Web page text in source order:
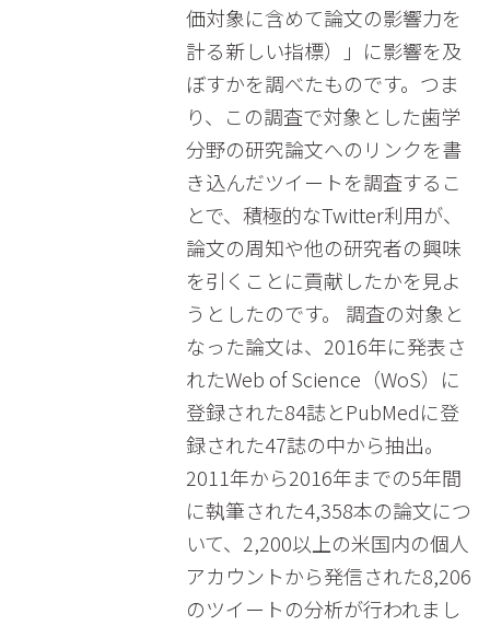
価対象に含めて論文の影響力を
計る新しい指標）」に影響を及
ぼすかを調べたものです。つま
り、この調査で対象とした歯学
分野の研究論文へのリンクを書
き込んだツイートを調査するこ
とで、積極的なTwitter利用が、
論文の周知や他の研究者の興味
を引くことに貢献したかを見よ
うとしたのです。 調査の対象と
なった論文は、2016年に発表さ
れたWeb of Science（WoS）に
登録された84誌とPubMedに登
録された47誌の中から抽出。
2011年から2016年までの5年間
に執筆された4,358本の論文につ
いて、2,200以上の米国内の個人
アカウントから発信された8,206
のツイートの分析が行われまし